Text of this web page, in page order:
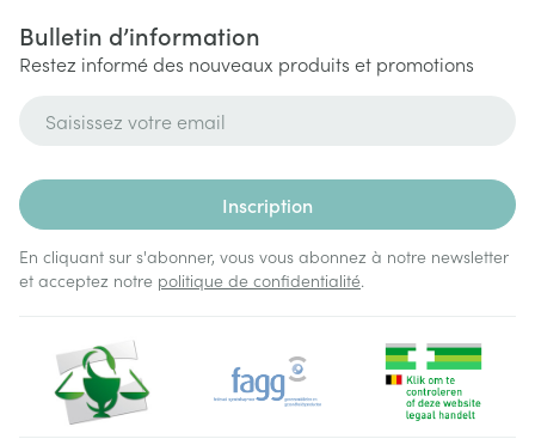
Bulletin d’information
Restez informé des nouveaux produits et promotions
Inscription
En cliquant sur s'abonner, vous vous abonnez à notre newsletter
et acceptez notre politique de confidentialité.